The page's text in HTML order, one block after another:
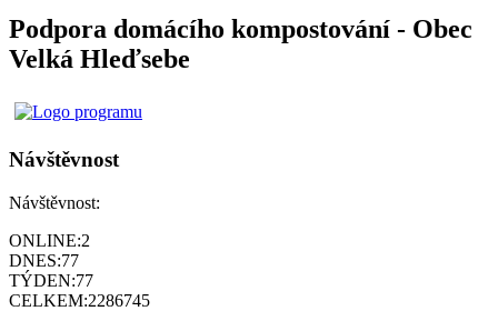
Podpora domácího kompostování - Obec
Velká Hleďsebe
Návštěvnost
Návštěvnost:
ONLINE:2
DNES:77
TÝDEN:77
CELKEM:2286745